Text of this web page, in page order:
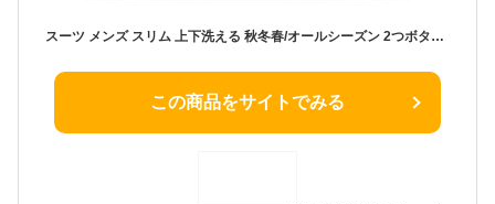
スーツ メンズ スリム 上下洗える 秋冬春/オールシーズン 2つボタン 程よくスリム ノータック 総裏 背抜き プリーツ加工 ストレッチ ビジネス おしゃれ 卒業式 卒園式 パパ セレモニー 入社式
この商品をサイトでみる